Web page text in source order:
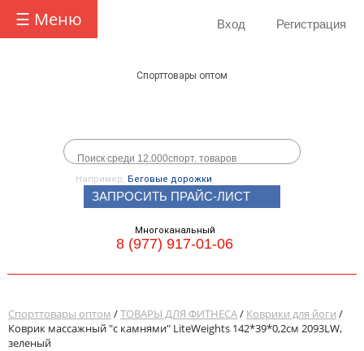
☰ Меню Вход Регистрация
Спорттовары оптом
Например, Беговые дорожки
ЗАПРОСИТЬ ПРАЙС-ЛИСТ
Многоканальный
8 (977) 917-01-06
Спорттовары оптом /ТОВАРЫ ДЛЯ ФИТНЕСА/ Коврики для йоги /
Коврик массажный "с камнями" LiteWeights 142*39*0,2см 2093LW,
зеленый